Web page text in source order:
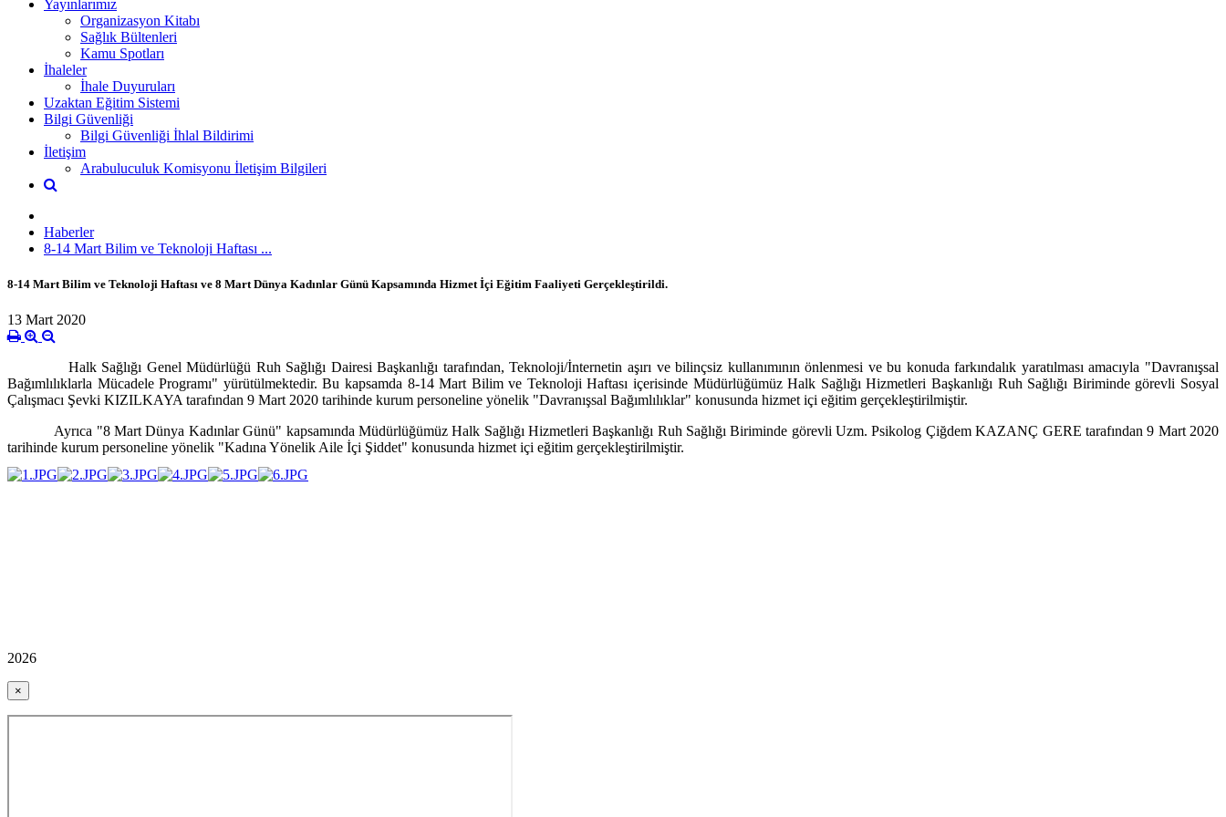
Yayınlarımız
Organizasyon Kitabı
Sağlık Bültenleri
Kamu Spotları
İhaleler
İhale Duyuruları
Uzaktan Eğitim Sistemi
Bilgi Güvenliği
Bilgi Güvenliği İhlal Bildirimi
İletişim
Arabuluculuk Komisyonu İletişim Bilgileri
Haberler
8-14 Mart Bilim ve Teknoloji Haftası ...
8-14 Mart Bilim ve Teknoloji Haftası ve 8 Mart Dünya Kadınlar Günü Kapsamında Hizmet İçi Eğitim Faaliyeti Gerçekleştirildi.
13 Mart 2020
Halk Sağlığı Genel Müdürlüğü Ruh Sağlığı Dairesi Başkanlığı tarafından, Teknoloji/İnternetin aşırı ve bilinçsiz kullanımının önlenmesi ve bu konuda farkındalık yaratılması amacıyla "Davranışsal
Bağımlılıklarla Mücadele Programı" yürütülmektedir. Bu kapsamda 8-14 Mart Bilim ve Teknoloji Haftası içerisinde Müdürlüğümüz Halk Sağlığı Hizmetleri Başkanlığı Ruh Sağlığı Biriminde görevli Sosyal
Çalışmacı Şevki KIZILKAYA tarafından 9 Mart 2020 tarihinde kurum personeline yönelik "Davranışsal Bağımlılıklar" konusunda hizmet içi eğitim gerçekleştirilmiştir.
Ayrıca "8 Mart Dünya Kadınlar Günü" kapsamında Müdürlüğümüz Halk Sağlığı Hizmetleri Başkanlığı Ruh Sağlığı Biriminde görevli Uzm. Psikolog Çiğdem KAZANÇ GERE tarafından 9 Mart 2020
tarihinde kurum personeline yönelik "Kadına Yönelik Aile İçi Şiddet" konusunda hizmet içi eğitim gerçekleştirilmiştir.
2026
×